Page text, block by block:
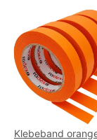
Klebeband